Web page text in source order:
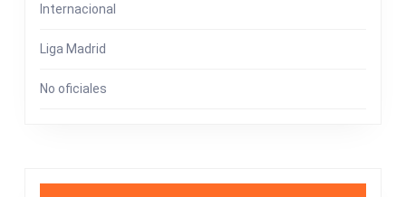
Internacional
Liga Madrid
No oficiales